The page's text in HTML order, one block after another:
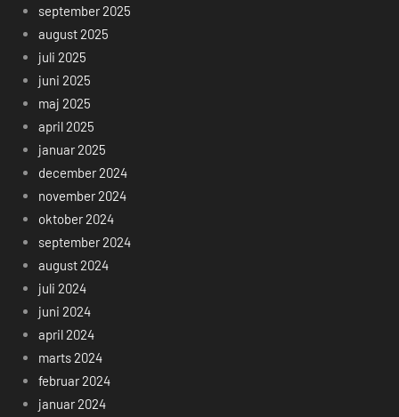
september 2025
august 2025
juli 2025
juni 2025
maj 2025
april 2025
januar 2025
december 2024
november 2024
oktober 2024
september 2024
august 2024
juli 2024
juni 2024
april 2024
marts 2024
februar 2024
januar 2024